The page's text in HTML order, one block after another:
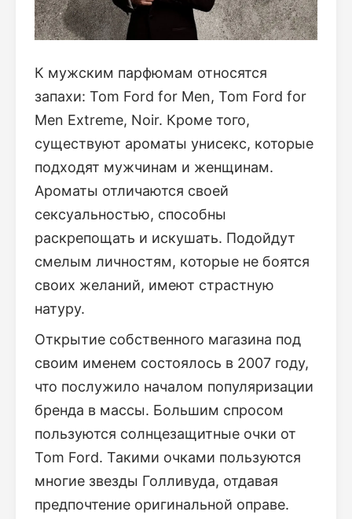
К мужским парфюмам относятся
запахи: Tom Ford for Men, Tom Ford for
Men Extreme, Noir. Кроме того,
существуют ароматы унисекс, которые
подходят мужчинам и женщинам.
Ароматы отличаются своей
сексуальностью, способны
раскрепощать и искушать. Подойдут
смелым личностям, которые не боятся
своих желаний, имеют страстную
натуру.
Открытие собственного магазина под
своим именем состоялось в 2007 году,
что послужило началом популяризации
бренда в массы. Большим спросом
пользуются солнцезащитные очки от
Tom Ford. Такими очками пользуются
многие звезды Голливуда, отдавая
предпочтение оригинальной оправе.